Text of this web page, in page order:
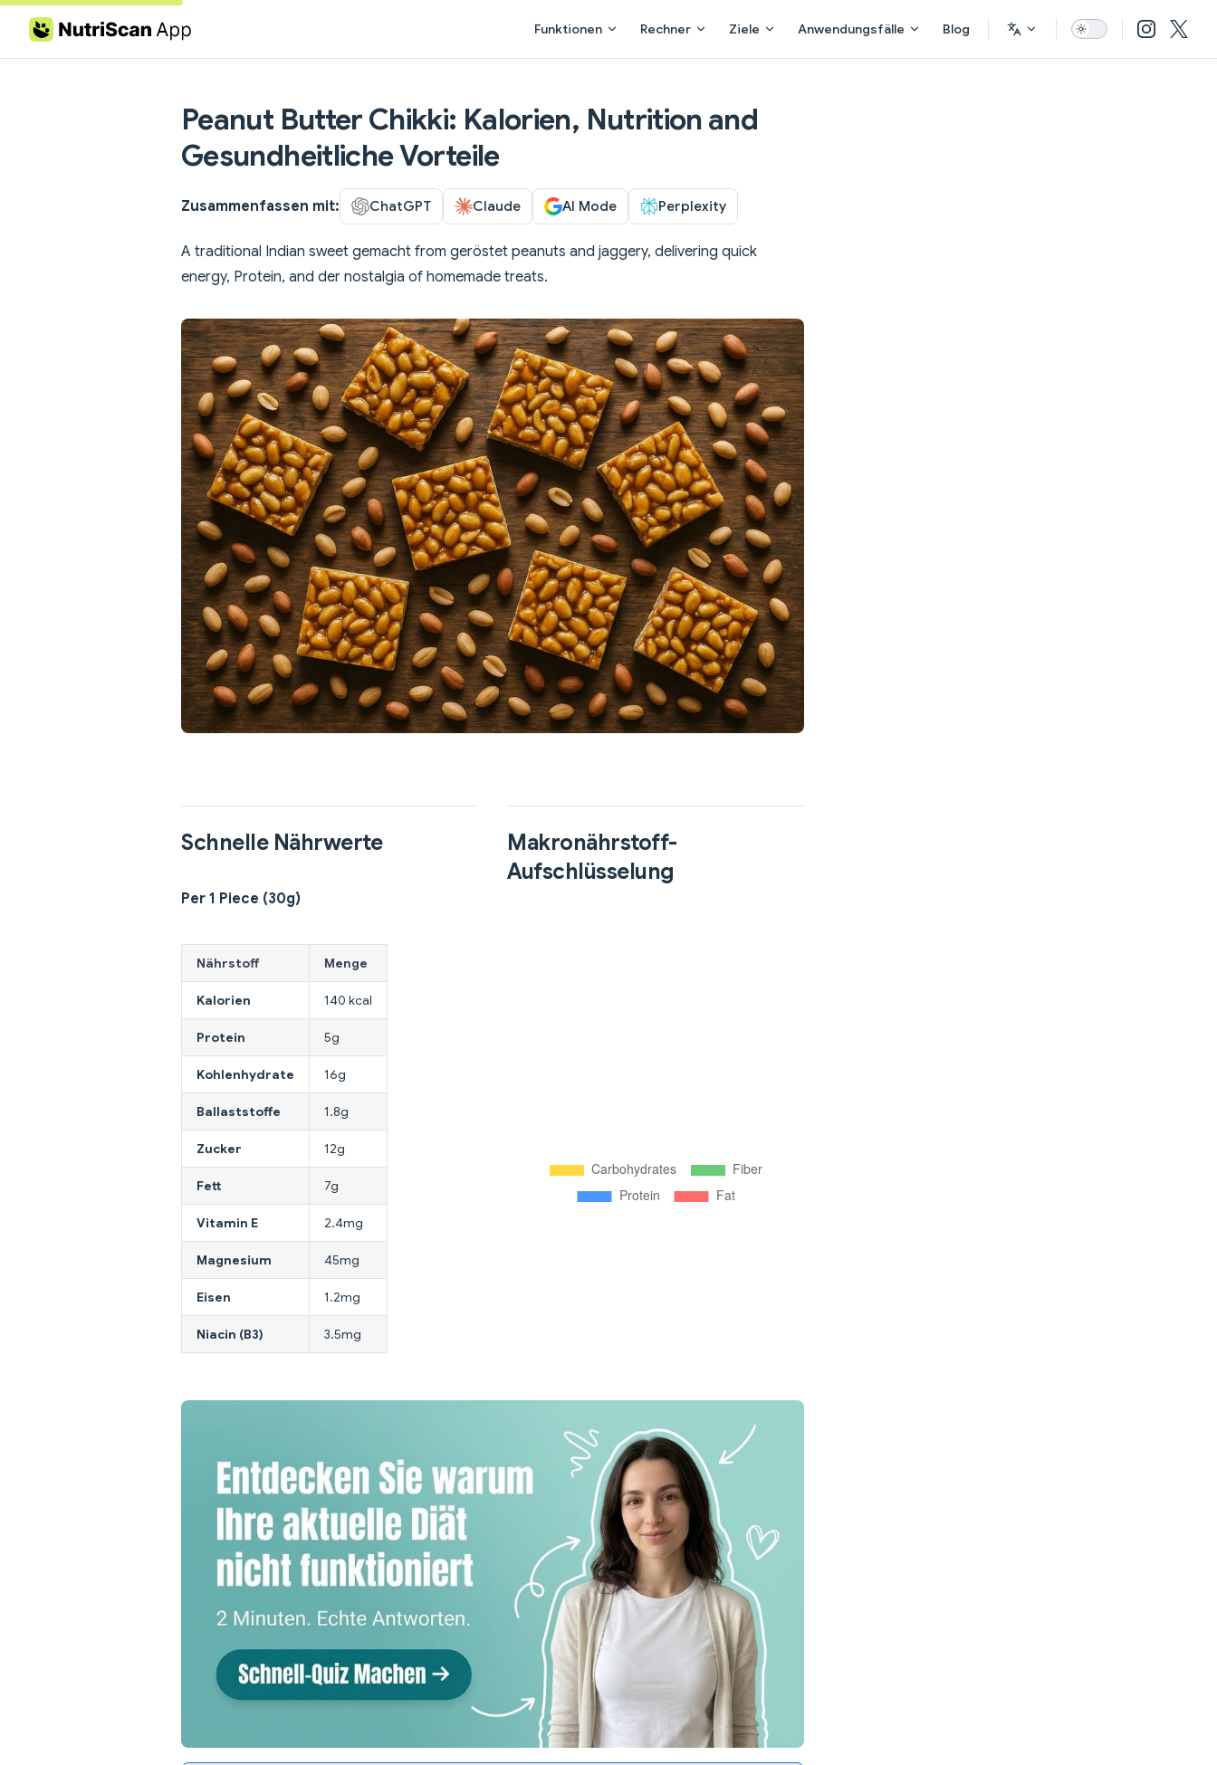
Skip to content Funktionen Rechner Ziele Anwendungsfälle Blog
Peanut Butter Chikki: Kalorien, Nutrition and
Gesundheitliche Vorteile
Zusammenfassen mit: ChatGPT Claude AI Mode Perplexity
A traditional Indian sweet gemacht from geröstet peanuts and jaggery, delivering quick
energy, Protein, and der nostalgia of homemade treats.
Schnelle Nährwerte
Per 1 Piece (30g)
Nährstoff Menge
Kalorien 140 kcal
Protein 5g
Kohlenhydrate 16g
Ballaststoffe 1.8g
Zucker 12g
Fett 7g
Vitamin E 2.4mg
Magnesium 45mg
Eisen 1.2mg
Niacin (B3) 3.5mg
Makronährstoff-
Aufschlüsselung